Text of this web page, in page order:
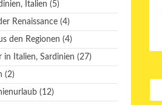
Italien (5)
Renaissance (4)
den Regionen (4)
in Italien, Sardinien (27)
(2)
(12)